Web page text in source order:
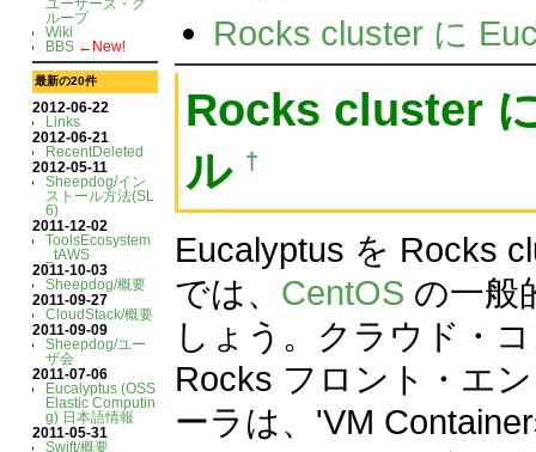
ユーザーズ・グ
ループ
Wiki
BBS ←New!
最新の20件
2012-06-22
Links
2012-06-21
RecentDeleted
2012-05-11
Sheepdog/イン
ストール方法(SL
6)
2011-12-02
ToolsEcosystem
_tAWS
2011-10-03
Sheepdog/概要
2011-09-27
CloudStack/概要
2011-09-09
Sheepdog/ユー
ザ会
2011-07-06
Eucalyptus (OSS
Elastic Computin
g) 日本語情報
2011-05-31
Swift/概要
Rocks cluster に
Rocks cluster
ル †
Eucalyptus を Rocks
では、 CentOS の一般
しょう。クラウド・
Rocks フロント・エ
ーラは、'VM